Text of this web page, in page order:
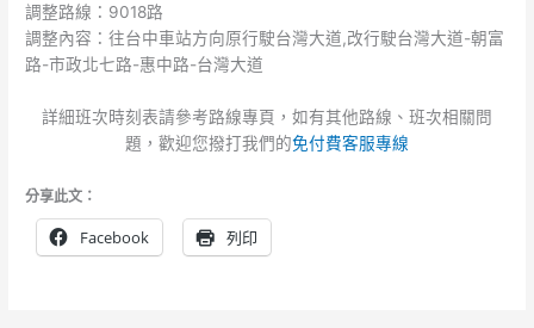
調整路線：9018路
調整內容：往台中車站方向原行駛台灣大道,改行駛台灣大道-朝富
路-市政北七路-惠中路-台灣大道
詳細班次時刻表請參考路線專頁，如有其他路線、班次相關問
題，歡迎您撥打我們的免付費客服專線
分享此文：
Facebook 列印